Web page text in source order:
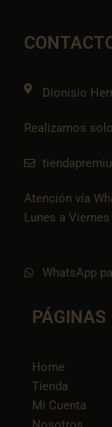
o
k
r
a
Dionisio
Realizamos
Atención vía
Lunes a
WhatsApp
PÁGINAS
Home
Tienda
Mi Cuenta